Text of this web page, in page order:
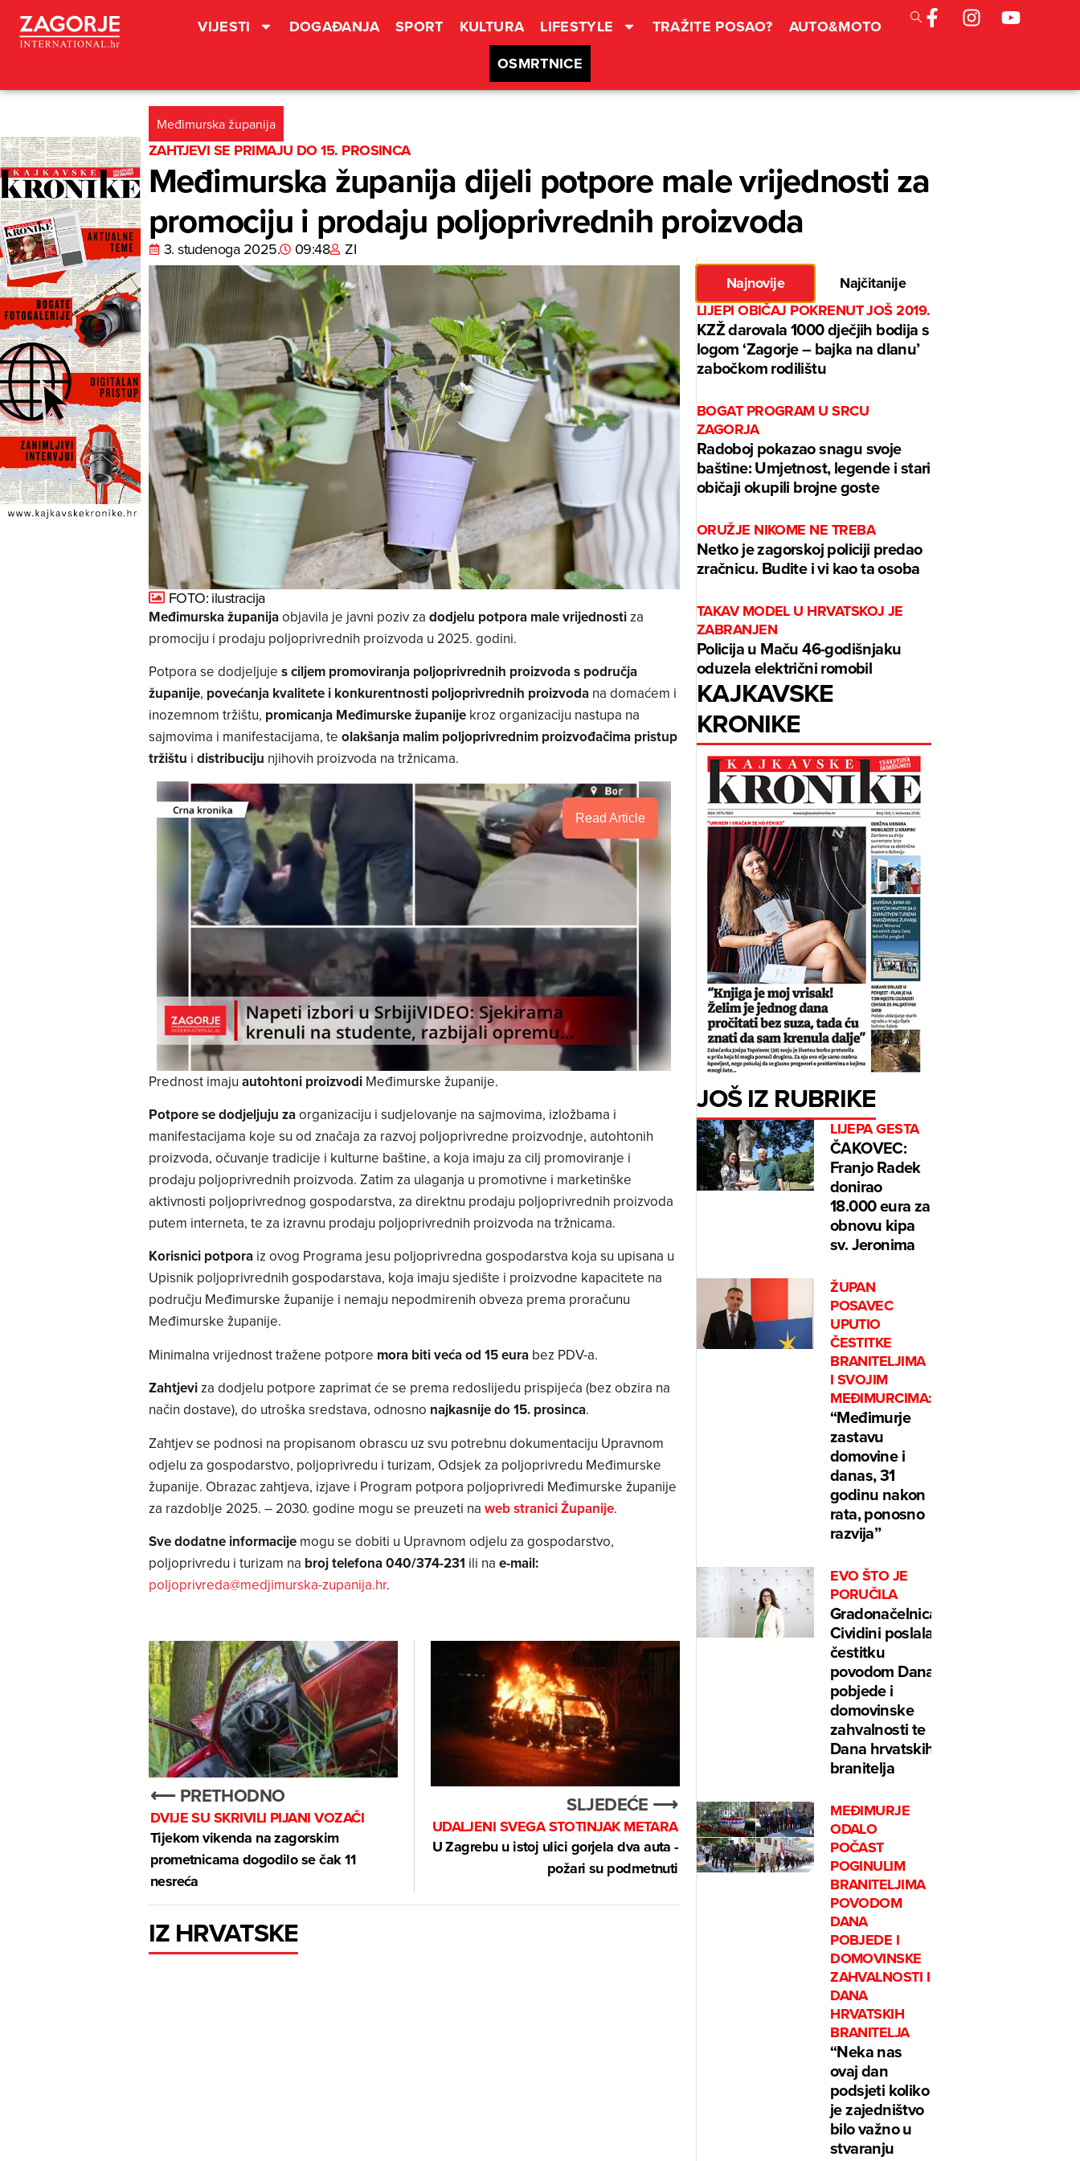
VIJESTI DOGAĐANJA SPORT KULTURA LIFESTYLE TRAŽITE POSAO?
AUTO&MOTO
OSMRTNICE
Međimurska županija
ZAHTJEVI SE PRIMAJU DO 15. PROSINCA
Međimurska županija dijeli potpore male vrijednosti za
promociju i prodaju poljoprivrednih proizvoda
3. studenoga 2025. 09:48 ZI
FOTO: ilustracija
Međimurska županijaobjavila je javni poziv za dodjelu potpora male vrijednostiza
promociju i prodaju poljoprivrednih proizvoda u 2025. godini.
Potpora se dodjeljuje s ciljem promoviranja poljoprivrednih proizvoda s područja
županije, povećanja kvalitete i konkurentnosti poljoprivrednih proizvodana domaćem i
inozemnom tržištu, promicanja Međimurske županijekroz organizaciju nastupa na
sajmovima i manifestacijama, te olakšanja malim poljoprivrednim proizvođačima pristup
tržištu i distribuciju njihovih proizvoda na tržnicama.
Read Article
Prednost imaju autohtoni proizvodiMeđimurske županije.
Potpore se dodjeljuju zaorganizaciju i sudjelovanje na sajmovima, izložbama i
manifestacijama koje su od značaja za razvoj poljoprivredne proizvodnje, autohtonih
proizvoda, očuvanje tradicije i kulturne baštine, a koja imaju za cilj promoviranje i
prodaju poljoprivrednih proizvoda. Zatim za ulaganja u promotivne i marketinške
aktivnosti poljoprivrednog gospodarstva, za direktnu prodaju poljoprivrednih proizvoda
putem interneta, te za izravnu prodaju poljoprivrednih proizvoda na tržnicama.
Korisnici potpora iz ovog Programa jesu poljoprivredna gospodarstva koja su upisana u
Upisnik poljoprivrednih gospodarstava, koja imaju sjedište i proizvodne kapacitete na
području Međimurske županije i nemaju nepodmirenih obveza prema proračunu
Međimurske županije.
Minimalna vrijednost tražene potpore mora biti veća od 15 eurabez PDV-a.
Zahtjeviza dodjelu potpore zaprimat će se prema redoslijedu prispijeća (bez obzira na
način dostave), do utroška sredstava, odnosno najkasnije do 15. prosinca.
Zahtjev se podnosi na propisanom obrascu uz svu potrebnu dokumentaciju Upravnom
odjelu za gospodarstvo, poljoprivredu i turizam, Odsjek za poljoprivredu Međimurske
županije. Obrazac zahtjeva, izjave i Program potpora poljoprivredi Međimurske županije
za razdoblje 2025. – 2030. godine mogu se preuzeti na web stranici Županije.
Sve dodatne informacijemogu se dobiti u Upravnom odjelu za gospodarstvo,
poljoprivredu i turizam na broj telefona 040/374-231 ili na e-mail:
poljoprivreda@medjimurska-zupanija.hr.
⟵ PRETHODNO
DVIJE SU SKRIVILI PIJANI VOZAČI
Tijekom vikenda na zagorskim
prometnicama dogodilo se čak 11
nesreća
SLJEDEĆE ⟶
UDALJENI SVEGA STOTINJAK METARA
U Zagrebu u istoj ulici gorjela dva auta -
požari su podmetnuti
IZ HRVATSKE
Najnovije
Najčitanije
LIJEPI OBIČAJ POKRENUT JOŠ 2019.
KZŽ darovala 1000 dječjih bodija s
logom ‘Zagorje – bajka na dlanu’
zabočkom rodilištu
BOGAT PROGRAM U SRCU
ZAGORJA
Radoboj pokazao snagu svoje
baštine: Umjetnost, legende i stari
običaji okupili brojne goste
ORUŽJE NIKOME NE TREBA
Netko je zagorskoj policiji predao
zračnicu. Budite i vi kao ta osoba
TAKAV MODEL U HRVATSKOJ JE
ZABRANJEN
Policija u Maču 46-godišnjaku
oduzela električni romobil
KAJKAVSKE
KRONIKE
JOŠ IZ RUBRIKE
LIJEPA GESTA
ČAKOVEC:
Franjo Radek
donirao
18.000 eura za
obnovu kipa
sv. Jeronima
ŽUPAN
POSAVEC
UPUTIO
ČESTITKE
BRANITELJIMA
I SVOJIM
MEĐIMURCIMA:
“Međimurje
zastavu
domovine i
danas, 31
godinu nakon
rata, ponosno
razvija”
EVO ŠTO JE
PORUČILA
Gradonačelnica
Cividini poslala
čestitku
povodom Dana
pobjede i
domovinske
zahvalnosti te
Dana hrvatskih
branitelja
MEĐIMURJE
ODALO
POČAST
POGINULIM
BRANITELJIMA
POVODOM
DANA
POBJEDE I
DOMOVINSKE
ZAHVALNOSTI I
DANA
HRVATSKIH
BRANITELJA
“Neka nas
ovaj dan
podsjeti koliko
je zajedništvo
bilo važno u
stvaranju